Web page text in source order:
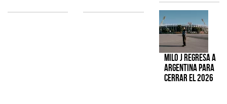
Milo J regresa a
Argentina para
cerrar el 2026